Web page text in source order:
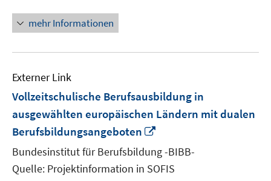
mehr Informationen
Externer Link
Vollzeitschulische Berufsausbildung in
ausgewählten europäischen Ländern mit dualen
Berufsbildungsangeboten
Fenster
öffnen
Bundesinstitut für Berufsbildung -BIBB-
Quelle: Projektinformation in SOFIS